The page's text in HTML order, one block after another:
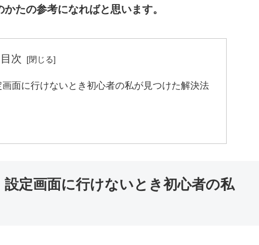
たの参考になればと思います。
目次
面に行けないとき初心者の私が見つけた解決法
定画面に行けないとき初心者の私